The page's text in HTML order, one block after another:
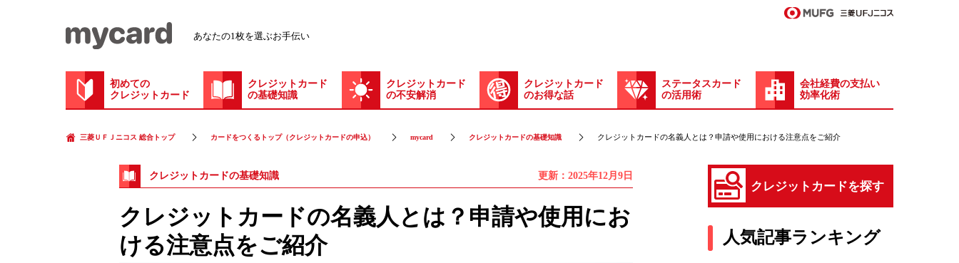
あなたの1枚を選ぶお手伝い
初めての
クレジットカード
クレジットカード
の基礎知識
クレジットカード
の不安解消
クレジットカード
のお得な話
ステータスカード
の活用術
会社経費の支払い
効率化術
三菱ＵＦＪニコス 総合トップ カードをつくるトップ（クレジットカードの申込） mycard クレジットカードの基礎知識 クレジットカードの名義人とは？申請や使用における注意点をご紹介
クレジットカードの基礎知識 更新：2025年12月9日
クレジットカードの名義人とは？申請や使用にお
ける注意点をご紹介
クレジットカードを探す
人気記事ランキング